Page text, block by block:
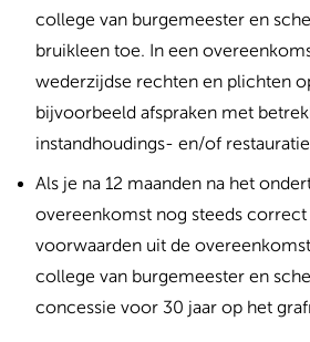
college van burgemeester en
bruikleen toe. In een
wederzijdse rechten en plichten
bijvoorbeeld afspraken met
instandhoudings- en/of
Als je na 12 maanden na het
overeenkomst nog steeds correct
voorwaarden uit de
college van burgemeester en
concessie voor 30 jaar op het